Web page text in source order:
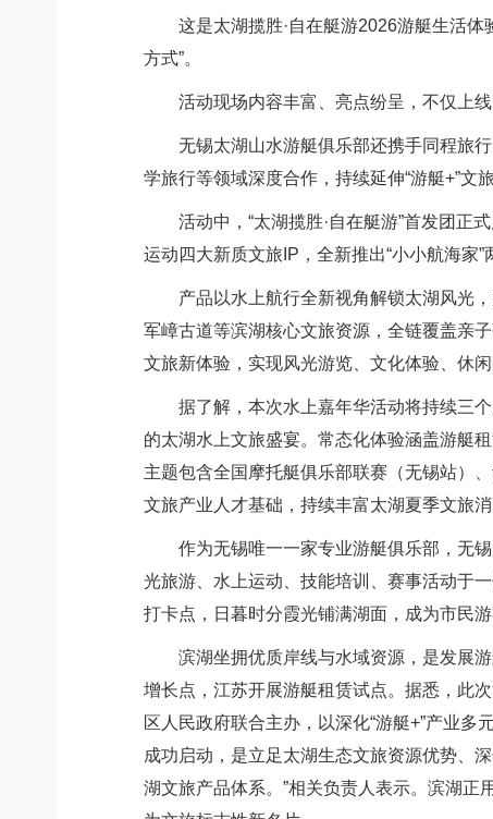
这是太湖揽胜·自在艇游2026游艇生活体
方式”。
活动现场内容丰富、亮点纷呈，不仅上线
无锡太湖山水游艇俱乐部还携手同程旅行
学旅行等领域深度合作，持续延伸“游艇+”文
活动中，“太湖揽胜·自在艇游”首发团正式
运动四大新质文旅IP，全新推出“小小航海家”
产品以水上航行全新视角解锁太湖风光，
军嶂古道等滨湖核心文旅资源，全链覆盖亲
文旅新体验，实现风光游览、文化体验、休
据了解，本次水上嘉年华活动将持续三个
的太湖水上文旅盛宴。常态化体验涵盖游艇
主题包含全国摩托艇俱乐部联赛（无锡站）
文旅产业人才基础，持续丰富太湖夏季文旅消
作为无锡唯一一家专业游艇俱乐部，无锡
光旅游、水上运动、技能培训、赛事活动于
打卡点，日暮时分霞光铺满湖面，成为市民
滨湖坐拥优质岸线与水域资源，是发展游
增长点，江苏开展游艇租赁试点。据悉，此
区人民政府联合主办，以深化“游艇+”产业
成功启动，是立足太湖生态文旅资源优势、
湖文旅产品体系。”相关负责人表示。滨湖正